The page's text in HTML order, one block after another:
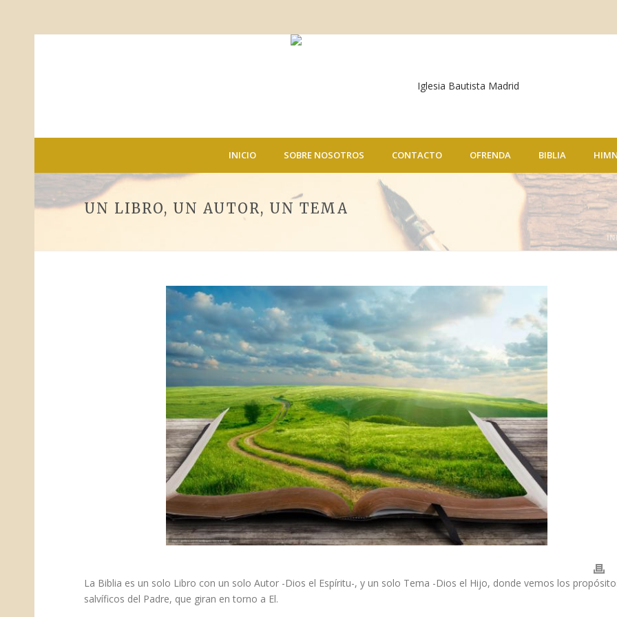
INICIO SOBRE NOSOTROS CONTACTO OFRENDA BIBLIA
UN LIBRO, UN AUTOR, UN TEMA
La Biblia es un solo Libro con un solo Autor -Dios el Espíritu-, y un solo Tema -Dios el Hijo, donde vemos los
salvíficos del Padre, que giran en torno a El.